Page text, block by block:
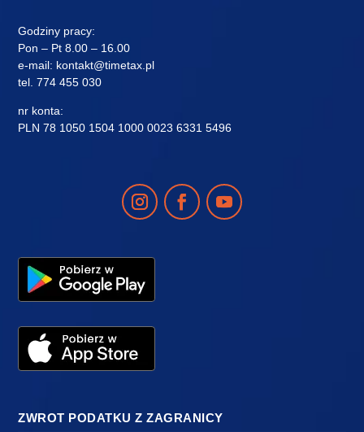
Godziny pracy:
Pon – Pt 8.00 – 16.00
e-mail: kontakt@timetax.pl
tel.774 455 030
nr konta:
PLN 78 1050 1504 1000 0023 6331 5496
ZWROT PODATKU Z ZAGRANICY